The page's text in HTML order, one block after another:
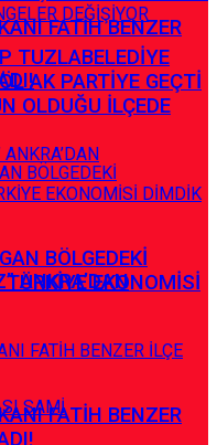
FATİH BENZER
ANKRA’DAN
TUZLABELEDİYE
AK PARTİYE GEÇTİ
OLDUĞU İLÇEDE
BÖLGEDEKİ
EKONOMİSİ
FATİH BENZER